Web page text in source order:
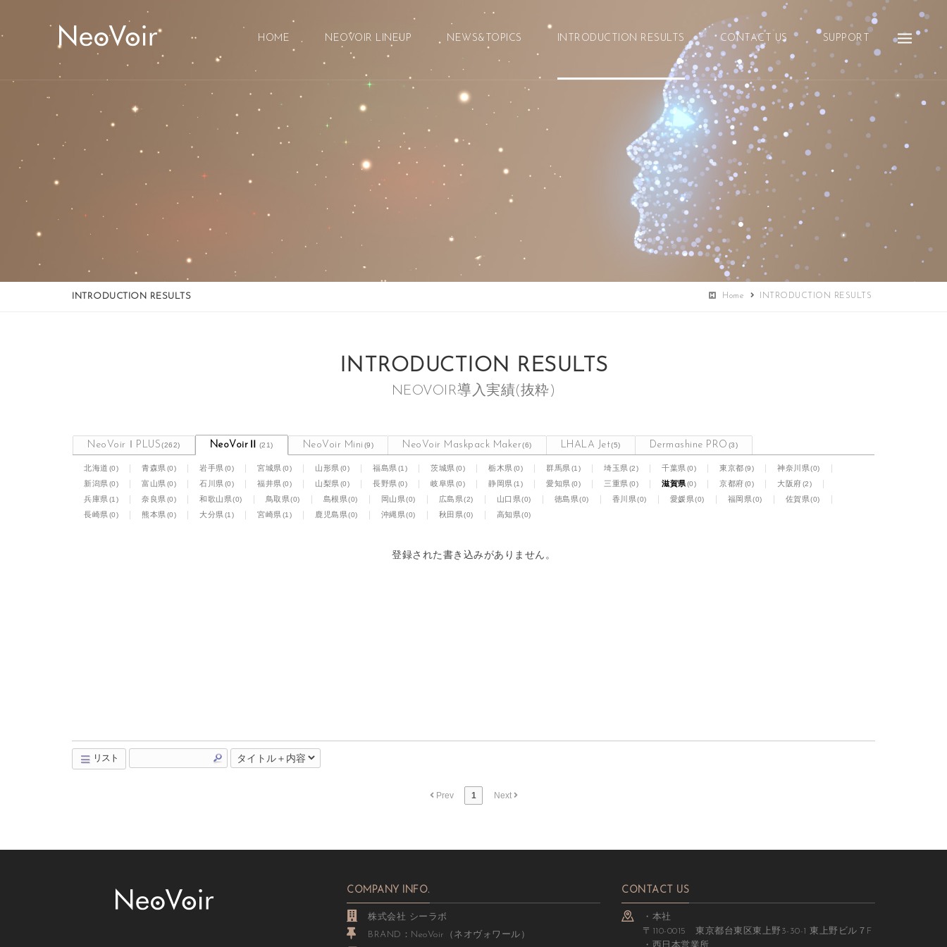
HOME NEOVOIR LINEUP NEWS&TOPICS INTRODUCTION RESULTS CONTACT US SUPPORT
INTRODUCTION RESULTS Home INTRODUCTION RESULTS
INTRODUCTION RESULTS
NEOVOIR導入実績(抜粋)
NeoVoirⅠPLUS(262) NeoVoirⅡ (21)
北海道 (0) 青森県(0) 岩手県(0) 宮城県(0) 山形県(0) 福島県(1) 茨城県(0) 栃木県(0) 群馬県(1) 埼玉県(2) 千葉県(0) 東京都(9) 神奈川県(0)
新潟県(0) 富山県(0) 石川県(0) 福井県(0) 山梨県(0) 長野県(0) 岐阜県(0) 静岡県(1) 愛知県(0) 三重県(0) 滋賀県(0) 京都府(0) 大阪府(2)
兵庫県(1) 奈良県(0) 和歌山県(0) 鳥取県(0) 島根県(0) 岡山県(0) 広島県(2) 山口県(0) 徳島県(0) 香川県(0) 愛媛県(0) 福岡県(0) 佐賀県(0)
長崎県(0) 熊本県(0) 大分県(1) 宮崎県(1) 鹿児島県(0) 沖縄県(0) 秋田県(0) 高知県(0)
NeoVoir Mini (9) NeoVoir Maskpack Maker(6) LHALA Jet(5) Dermashine PRO (3)
登録された書き込みがありません。
リスト
Prev 1 Next
COMPANY INFO.
株式会社 シーラボ
BRAND：NeoVoir（ネオヴォワール）
CONTACT US
・本社
〒110-0015 東京都台東区東上野3-30-1 東上野ビル７F